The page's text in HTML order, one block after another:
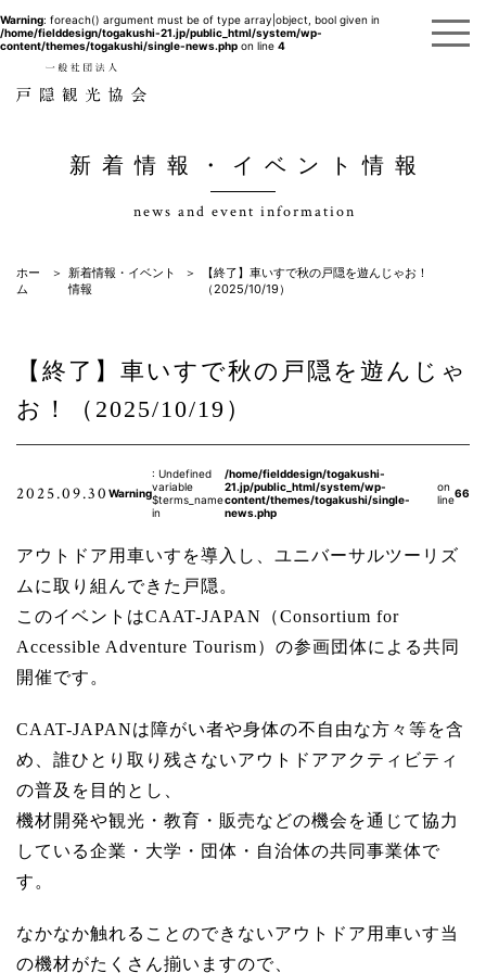
Warning: foreach() argument must be of type array|object, bool given in
/home/fielddesign/togakushi-21.jp/public_html/system/wp-
content/themes/togakushi/single-news.php on line 4
新着情報・イベント情報
news and event information
ホー
ム
新着情報・イベント
情報
【終了】車いすで秋の戸隠を遊んじゃお！
（2025/10/19）
【終了】車いすで秋の戸隠を遊んじゃ
お！（2025/10/19）
2025.09.30 Warning
: Undefined
variable
$terms_name
in
/home/fielddesign/togakushi-
21.jp/public_html/system/wp-
content/themes/togakushi/single-
news.php
on
line66
アウトドア用車いすを導入し、ユニバーサルツーリズ
ムに取り組んできた戸隠。
このイベントはCAAT-JAPAN（Consortium for
Accessible Adventure Tourism）の参画団体による共同
開催です。
CAAT-JAPANは障がい者や身体の不自由な方々等を含
め、誰ひとり取り残さないアウトドアアクティビティ
の普及を目的とし、
機材開発や観光・教育・販売などの機会を通じて協力
している企業・大学・団体・自治体の共同事業体で
す。
なかなか触れることのできないアウトドア用車いす当
の機材がたくさん揃いますので、